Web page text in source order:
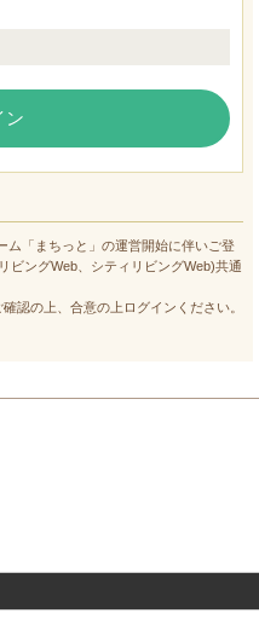
ン
ム「まちっと」の運営開始に伴いご登
ビングWeb、シティリビングWeb)共通
認の上、合意の上ログインください。